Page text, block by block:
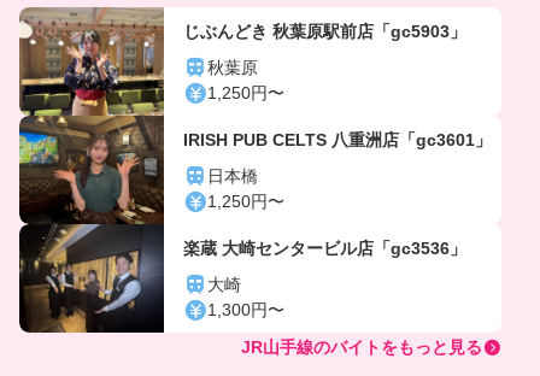
じぶんどき 秋葉原駅前店「gc5903」
秋葉原
1,250円〜
IRISH PUB CELTS 八重洲店「gc3601」
日本橋
1,250円〜
楽蔵 大崎センタービル店「gc3536」
大崎
1,300円〜
JR山手線のバイトをもっと見る